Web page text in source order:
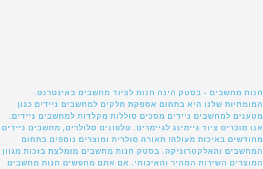
חנות מחשבים - בסטק הינה חנות לציוד מחשבים באינטרנט.
המומחיות שלנו היא בתחום אספקת חלקים למחשבים ניידים כגון
מטענים למחשבים ניידים מסכים סוללות מקלדות למחשבים ניידים.
אנו מוכרים ציוד גיימינג לגיימרים. טלפונים סלולרים, מחשבים ניידים
מחודשים באיכות מעולה! תאורה סולרית ומוצרים נוספים בתחום
המחשבים והאלקטרוניקה. בסטק חנות מחשבים מומלצת בזכות מגוון
המוצרים השירות המהיר והאיכותי. אם אתם מחפשים חנות מחשבים